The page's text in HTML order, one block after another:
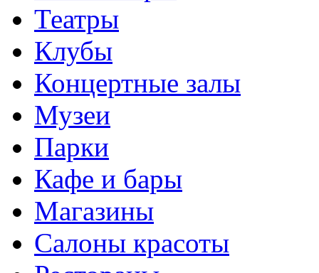
Театры
Клубы
Концертные залы
Музеи
Парки
Кафе и бары
Магазины
Салоны красоты